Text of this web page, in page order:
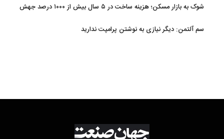
شوک به بازار مسکن؛ هزینه ساخت در ۵ سال بیش از ۱۰۰۰ درصد جهش
سم آلتمن: دیگر نیازی به نوشتن پرامپت ندارید